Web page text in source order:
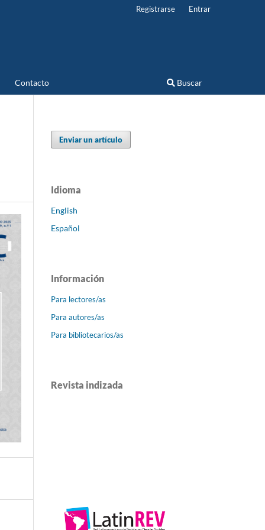
Contacto Buscar
Registrarse Entrar
Enviar un artículo
Idioma
English
Español
Información
Para lectores/as
Para autores/as
Para bibliotecarios/as
Revista indizada